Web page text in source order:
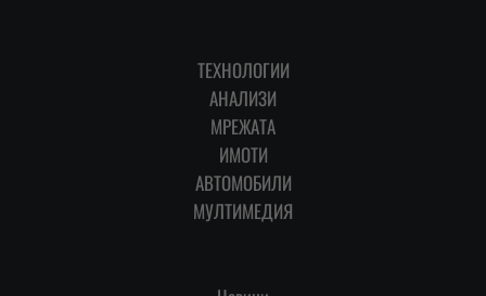
ТЕХНОЛОГИИ
АНАЛИЗИ
МРЕЖАТА
ИМОТИ
АВТОМОБИЛИ
МУЛТИМЕДИЯ